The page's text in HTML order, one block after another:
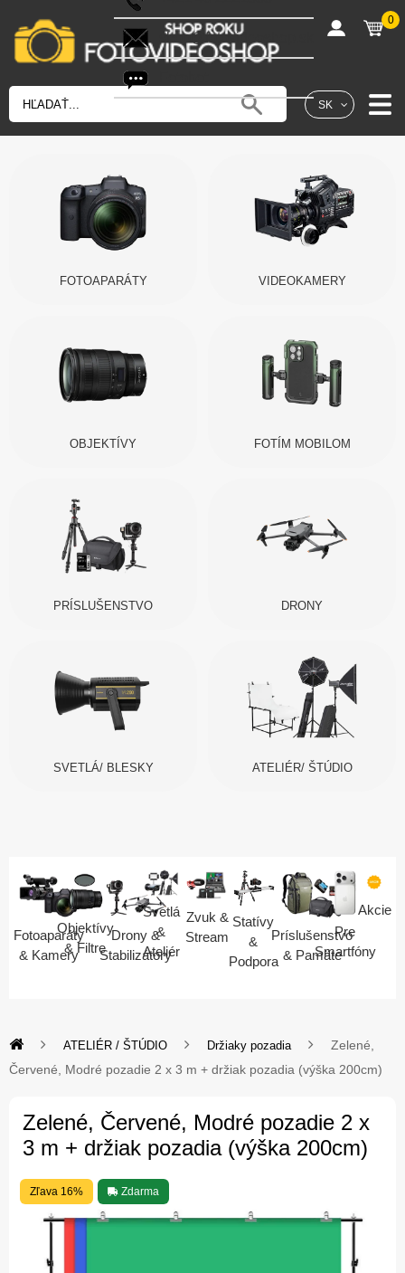
SK
shop@fotovideoshop.sk
0
FOTOAPARÁTY VIDEOKAMERY
OBJEKTÍVY FOTÍM MOBILOM
PRÍSLUŠENSTVO DRONY
SVETLÁ/ BLESKY ATELIÉR/ ŠTÚDIO
Fotoaparáty
& Kamery
Objektívy
& Filtre
Drony &
Stabilizátory
Svetlá
&
Ateliér
Zvuk &
Stream
Statívy
&
Podpora
Príslušenstvo
& Pamäte
Pre
Smartfóny
Akcie
ATELIÉR / ŠTÚDIO Držiaky pozadia
Zelené,
Červené, Modré pozadie 2 x 3 m + držiak pozadia (výška 200cm)
Zelené, Červené, Modré pozadie 2 x
3 m + držiak pozadia (výška 200cm)
Zľava 16% Zdarma